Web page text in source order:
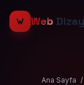
Web
Ana Sayfa /